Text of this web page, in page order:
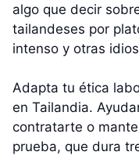
algo que decir
tailandeses por
intenso y otras
Adapta tu ética
en Tailandia.
contratarte o
prueba, que dura